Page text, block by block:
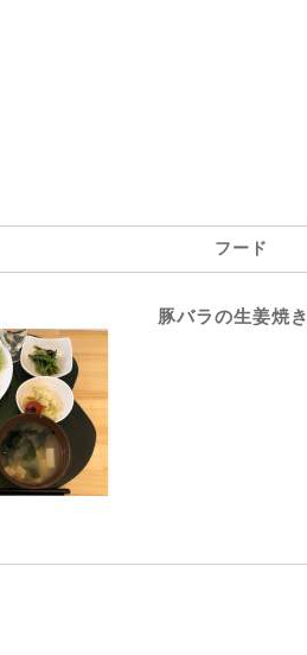
フード
豚バラの生姜焼き